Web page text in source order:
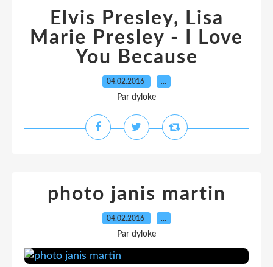
Elvis Presley, Lisa
Marie Presley - I Love
You Because
04.02.2016 …
Par dyloke
photo janis martin
04.02.2016 …
Par dyloke